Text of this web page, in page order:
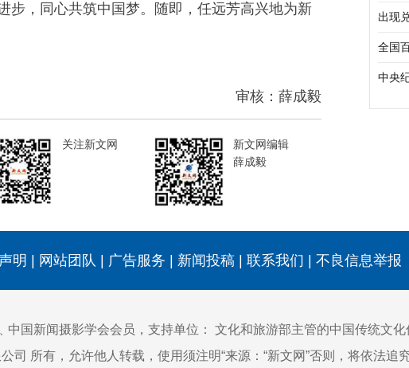
步，同心共筑中国梦。随即，任远芳高兴地为新
审核：薛成毅
关注新文网
新文网编辑
薛成毅
标赛
圆满
出现
全国
深珠
中央
题：
明 网站团队 广告服务 新闻投稿 联系我们 不良信息举报
中国新闻摄影学会会员，支持单位： 文化和旅游部主管的中国传统文化
司 所有，允许他人转载，使用须注明“来源：“新文网”否则，将依法追